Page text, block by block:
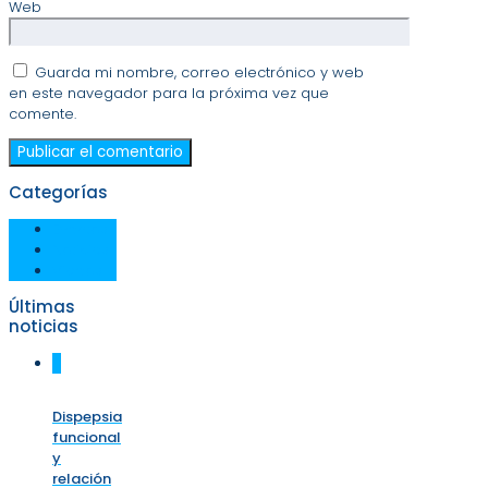
Web
Guarda mi nombre, correo electrónico y web
en este navegador para la próxima vez que
comente.
Categorías
Últimas
noticias
Dispepsia
funcional
y
relación